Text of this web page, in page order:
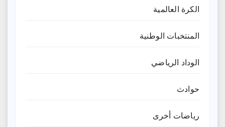
الكرة العالمية
المنتخبات الوطنية
الوداد الرياضي
حوادث
رياضات أخرى